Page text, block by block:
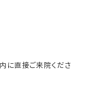
に直接ご来院くださ